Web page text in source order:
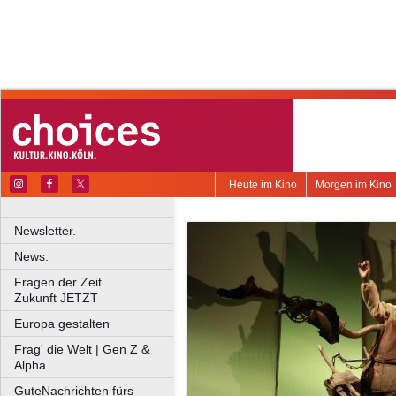
Morgen im Kino
Heute im Kino
Newsletter.
News.
Fragen der Zeit
Zukunft JETZT
Europa gestalten
Frag' die Welt | Gen Z &
Alpha
GuteNachrichten fürs